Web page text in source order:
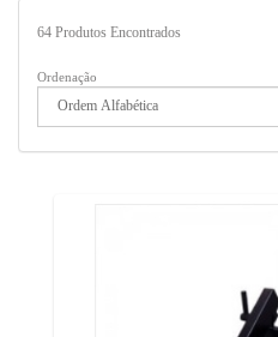
64 Produtos Encontrados
Ordenação